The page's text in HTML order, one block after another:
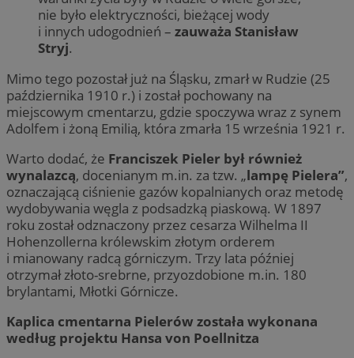
nie było elektryczności, bieżącej wody
i innych udogodnień – zauważa Stanisław
Stryj.
Mimo tego pozostał już na Śląsku, zmarł w Rudzie (25
października 1910 r.) i został pochowany na
miejscowym cmentarzu, gdzie spoczywa wraz z synem
Adolfem i żoną Emilią, która zmarła 15 września 1921 r.
Warto dodać, że Franciszek Pieler był również
wynalazcą, docenianym m.in. za tzw. „lampę Pielera”,
oznaczającą ciśnienie gazów kopalnianych oraz metodę
wydobywania węgla z podsadzką piaskową. W 1897
roku został odznaczony przez cesarza Wilhelma II
Hohenzollerna królewskim złotym orderem
i mianowany radcą górniczym. Trzy lata później
otrzymał złoto-srebrne, przyozdobione m.in. 180
brylantami, Młotki Górnicze.
Kaplica cmentarna Pielerów została wykonana
według projektu Hansa von Poellnitza